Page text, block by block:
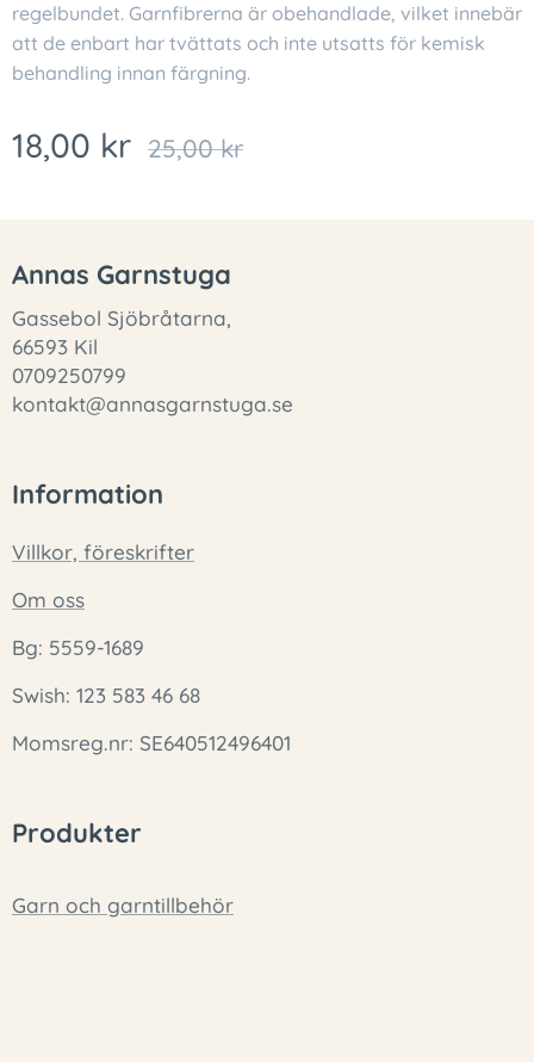
regelbundet. Garnfibrerna är obehandlade, vilket innebär
att de enbart har tvättats och inte utsatts för kemisk
behandling innan färgning.
18,00 kr 25,00kr
Annas Garnstuga
Gassebol Sjöbråtarna,
66593 Kil
0709250799
kontakt@annasgarnstuga.se
Information
Villkor, föreskrifter
Om oss
Bg: 5559-1689
Swish: 123 583 46 68
Momsreg.nr: SE640512496401
Produkter
Garn och garntillbehör